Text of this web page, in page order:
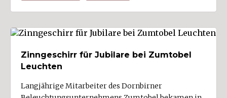
Zinngeschirr für Jubilare bei Zumtobel
Leuchten
Langjährige Mitarbeiter des Dornbirner